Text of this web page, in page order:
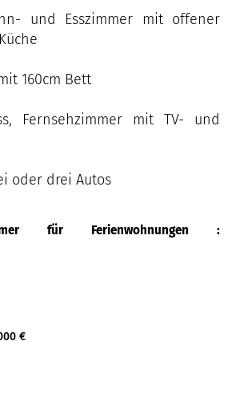
und Esszimmer mit offener
160cm Bett
Fernsehzimmer mit TV- und
oder drei Autos
für Ferienwohnungen :
€